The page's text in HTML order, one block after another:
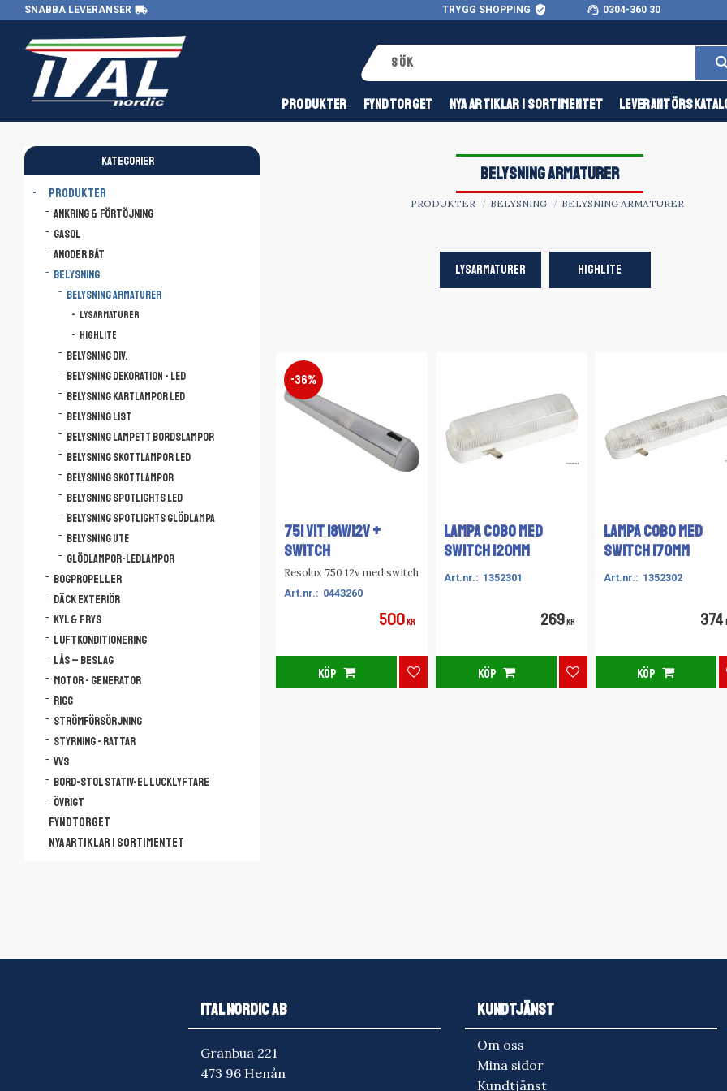
SNABBA LEVERANSER local_shipping TRYGG SHOPPING verified_user support_agent 0304-360 30
PRODUKTER FYNDTORGET NYA ARTIKLAR I SORTIMENTET
BELYSNING ARMATURER
PRODUKTER BELYSNING BELYSNING ARMATURER
LYSARMATURER HIGHLITE
751 VIT 18W/12V +
SWITCH
Resolux 750 12v med switch
0443260
500KR
36%
Lägg till i favoriter
KÖP
LAMPA COBO MED
SWITCH 120MM
1352301
269KR
Lägg till i favoriter
KÖP
LAMPA COBO MED
SWITCH 170MM
1352302
374
KÖP
KATEGORIER
PRODUKTER
Ankring & Förtöjning
Gasol
Anoder båt
Belysning
Belysning armaturer
Lysarmaturer
Highlite
Belysning div.
Belysning dekoration - LED
Belysning kartlampor LED
Belysning list
Belysning lampett bordslampor
Belysning skottlampor LED
Belysning skottlampor
Belysning spotlights LED
Belysning spotlights glödlampa
Belysning ute
Glödlampor-ledlampor
Bogpropeller
Däck Exteriör
Kyl & Frys
Luftkonditionering
Lås – Beslag
Motor - Generator
Rigg
Strömförsörjning
Styrning - Rattar
VVS
Bord-Stol Stativ-El lucklyftare
Övrigt
FYNDTORGET
NYA ARTIKLAR I SORTIMENTET
ITAL NORDIC AB
Granbua 221
473 96 Henån
KUNDTJÄNST
Om oss
Mina sidor
Kundtjänst